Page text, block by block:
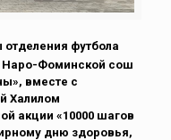
футбола
Фоминской сош
вместе с
Халилом
акции «10000 шагов
дню здоровья,